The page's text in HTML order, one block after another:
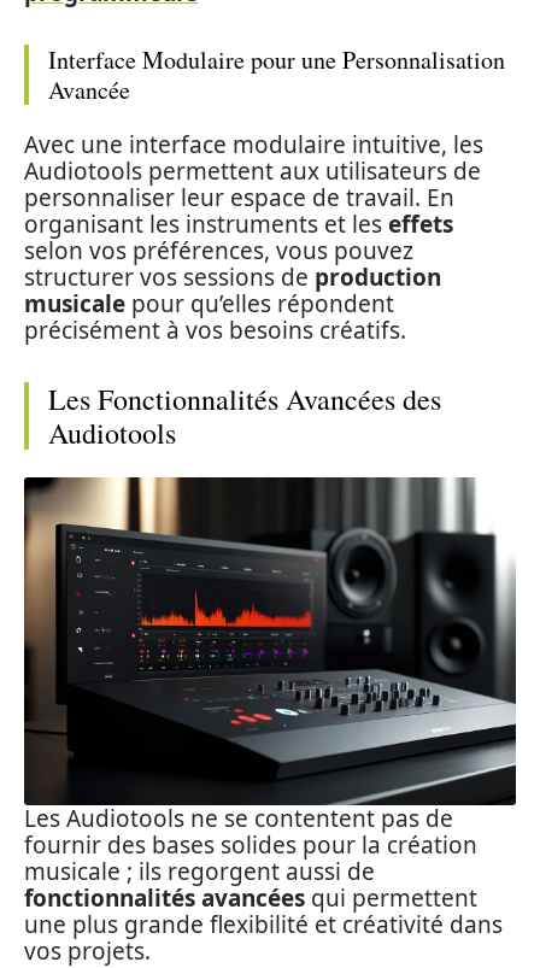
Interface Modulaire pour une Personnalisation
Avancée
Avec une interface modulaire intuitive, les
Audiotools permettent aux utilisateurs de
personnaliser leur espace de travail. En
organisant les instruments et leseffets
selon vos préférences, vous pouvez
structurer vos sessions de production
musicale pour qu’elles répondent
précisément à vos besoins créatifs.
Les Fonctionnalités Avancées des
Audiotools
Les Audiotools ne se contentent pas de
fournir des bases solides pour la création
musicale ; ils regorgent aussi de
fonctionnalités avancées qui permettent
une plus grande flexibilité et créativité dans
vos projets.